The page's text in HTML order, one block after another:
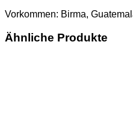
Vorkommen: Birma,
Ähnliche Produkte